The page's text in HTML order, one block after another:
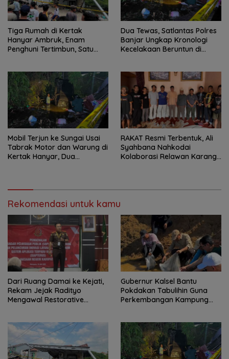
Tiga Rumah di Kertak
Hanyar Ambruk, Enam
Penghuni Tertimbun, Satu
Dua Tewas, Satlantas Polres
Banjar Ungkap Kronologi
Kecelakaan Beruntun di
Mobil Terjun ke Sungai Usai
Tabrak Motor dan Warung di
Kertak Hanyar, Dua
RAKAT Resmi Terbentuk, Ali
Syahbana Nahkodai
Kolaborasi Relawan Karang
Rekomendasi untuk kamu
Dari Ruang Damai ke Kejati,
Rekam Jejak Radityo
Mengawal Restorative
Gubernur Kalsel Bantu
Pokdakan Tabulihin Guna
Perkembangan Kampung